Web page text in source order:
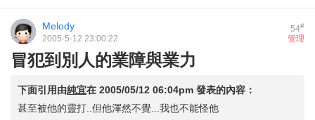
54#
Melody
管理
2005-5-12 23:00:22
冒犯到別人的業障與業力
下面引用由純宜在 2005/05/12 06:04pm 發表的內容：
甚至被他的靈打..但他渾然不覺...我也不能怪他